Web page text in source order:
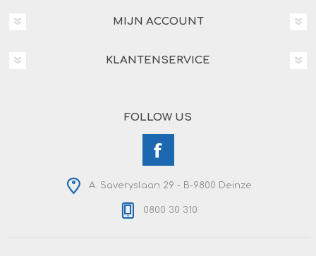
MIJN ACCOUNT
KLANTENSERVICE
FOLLOW US
A. Saveryslaan 29 - B-9800 Deinze
0800 30 310